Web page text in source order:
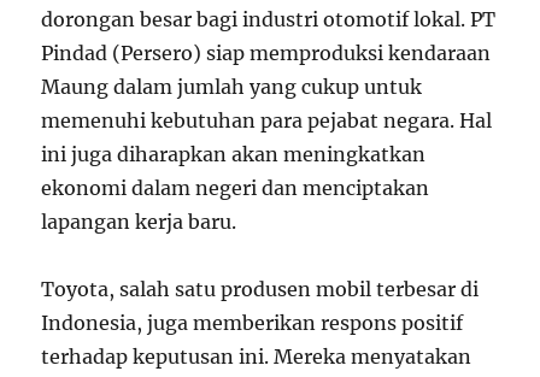
dorongan besar bagi industri otomotif lokal. PT
Pindad (Persero) siap memproduksi kendaraan
Maung dalam jumlah yang cukup untuk
memenuhi kebutuhan para pejabat negara. Hal
ini juga diharapkan akan meningkatkan
ekonomi dalam negeri dan menciptakan
lapangan kerja baru.
Toyota, salah satu produsen mobil terbesar di
Indonesia, juga memberikan respons positif
terhadap keputusan ini. Mereka menyatakan